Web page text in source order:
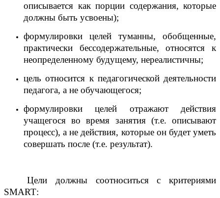
описывается как порции содержания, которые
должны быть усвоены);
формулировки целей туманны, обобщенные,
практически бессодержательные, относятся к
неопределенному будущему, нереалистичны;
цель относится к педагогической деятельности
педагога, а не обучающегося;
формулировки целей отражают действия
учащегося во время занятия (т.е. описывают
процесс), а не действия, которые он будет уметь
совершать после (т.е. результат).
Цели должны соотноситься с критериями
SMART: